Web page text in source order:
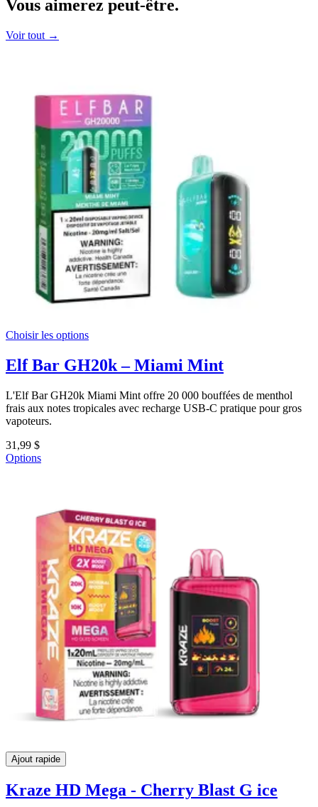
Vous aimerez peut-être.
Voir tout →
Choisir les options
Elf Bar GH20k – Miami Mint
L'Elf Bar GH20k Miami Mint offre 20 000 bouffées de menthol
frais aux notes tropicales avec recharge USB-C pratique pour gros
vapoteurs.
31,99 $
Options
Ajout rapide
Kraze HD Mega - Cherry Blast G ice